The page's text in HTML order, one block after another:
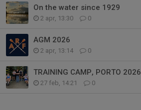
On the water since 1929
2 apr, 13:30 0
AGM 2026
2 apr, 13:14 0
TRAINING CAMP, PORTO 2026
27 feb, 14:21 0